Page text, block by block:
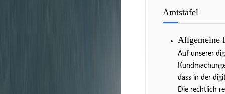
Amtstafel
Allgemeine
Auf unserer
dass in der
Die rechtlich